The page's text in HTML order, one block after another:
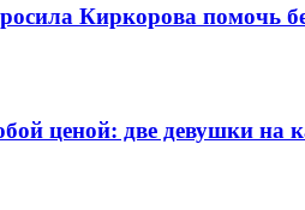
Киркорова помочь
ценой: две девушки на